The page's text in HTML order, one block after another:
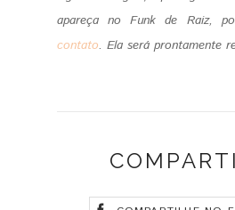
apareça no Funk de Raiz,
contato. Ela será prontamente